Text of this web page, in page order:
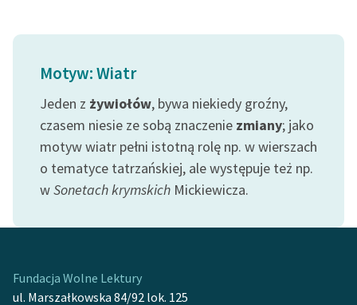
Motyw: Wiatr
Jeden z żywiołów, bywa niekiedy groźny,
czasem niesie ze sobą znaczenie zmiany; jako
motyw wiatr pełni istotną rolę np. w wierszach
o tematyce tatrzańskiej, ale występuje też np.
wSonetach krymskich Mickiewicza.
Fundacja Wolne Lektury
ul. Marszałkowska 84/92 lok. 125